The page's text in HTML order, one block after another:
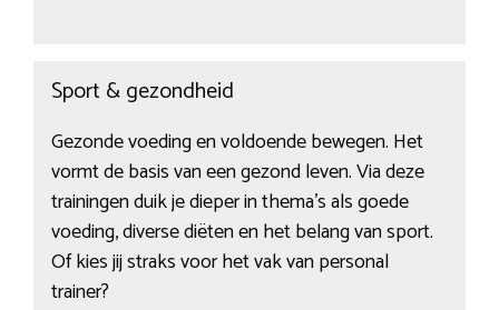
Sport & gezondheid
Gezonde voeding en voldoende bewegen. Het
vormt de basis van een gezond leven. Via deze
trainingen duik je dieper in thema’s als goede
voeding, diverse diëten en het belang van sport.
Of kies jij straks voor het vak van personal
trainer?